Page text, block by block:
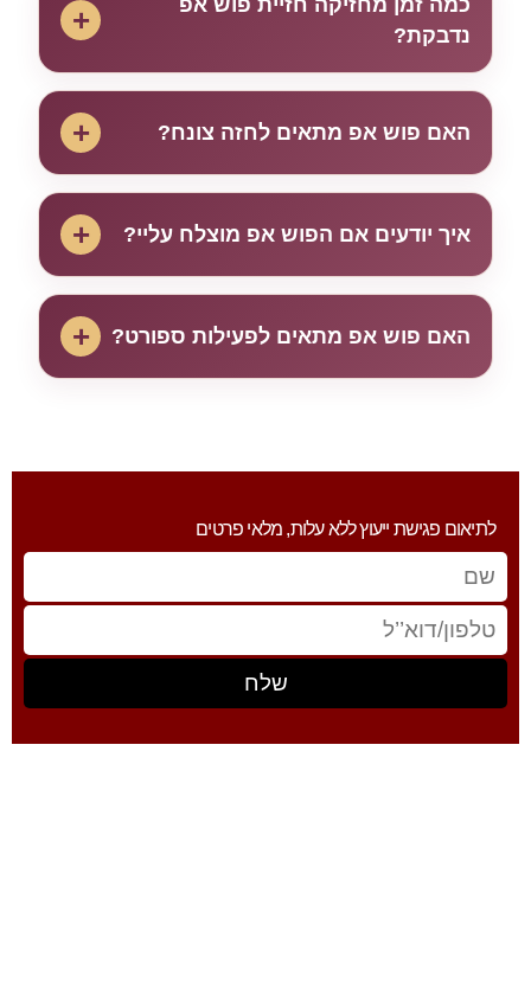
כמה זמן מחזיקה חזיית פוש אפ
נדבקת?
+
האם פוש אפ מתאים לחזה צונח? +
איך יודעים אם הפוש אפ מוצלח עליי? +
האם פוש אפ מתאים לפעילות ספורט? +
לתיאום פגישת ייעוץ ללא עלות, מלאי פרטים